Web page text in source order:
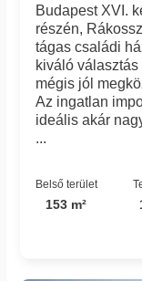
Budapest XVI.
részén,
tágas családi
kiváló
mégis jól
Az ingatlan
ideális akár
...
Belső terület
153 m²